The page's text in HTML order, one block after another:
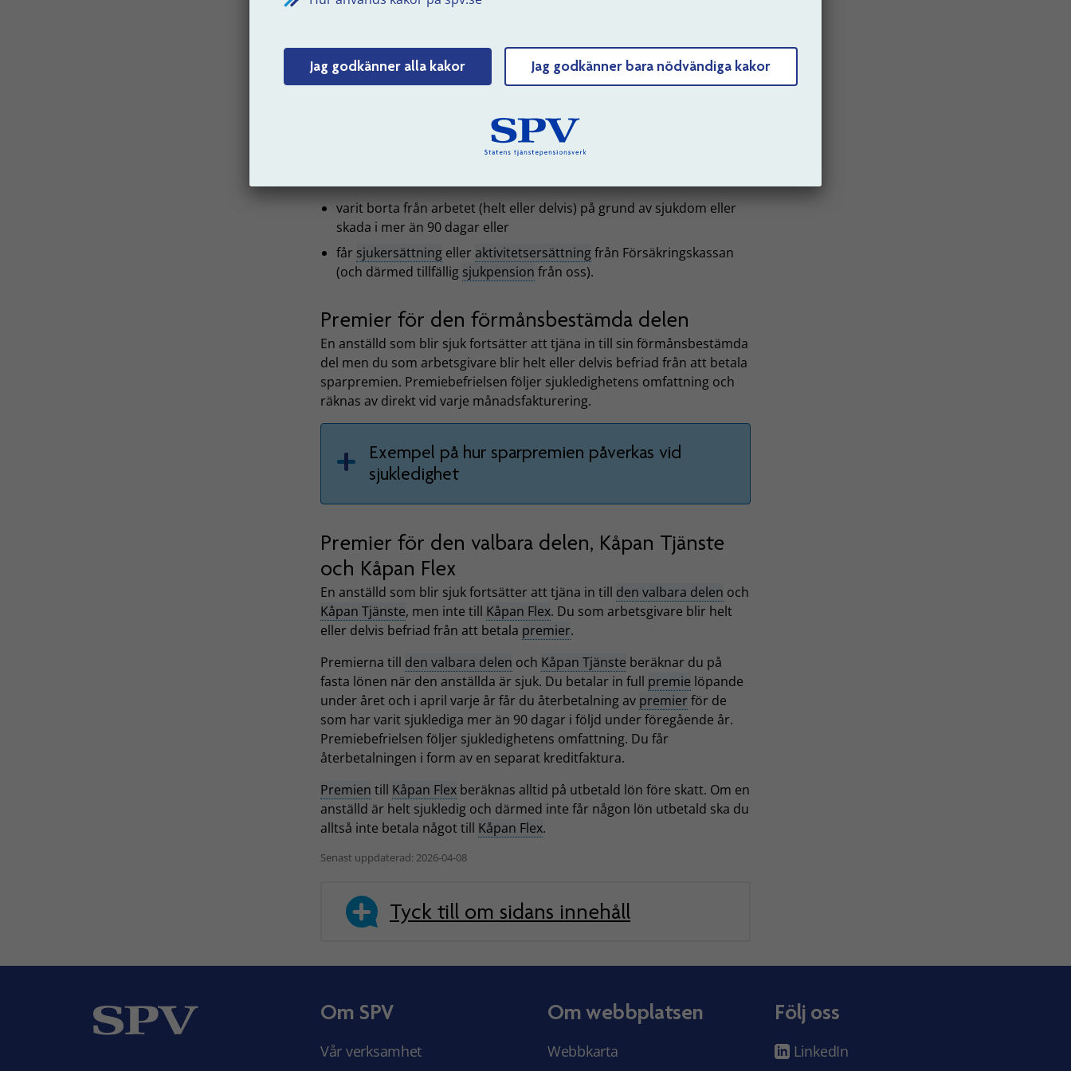
Jag godkänner alla kakor Jag godkänner bara nödvändiga kakor
långvarigt sjuk och inte kan jobba heltid mer, att det finns en trygghet i
eller varaktigsjukpension.
Information för den anställda om hen blir sjuk
Din premiekostnad påverkas när en anställd är sjuk och inte kan utföra
varit borta från arbetet (helt eller delvis) på grund av sjukdom eller
skada i mer än 90 dagar eller
får sjukersättning eller aktivitetsersättningfrån Försäkringskassan
(och därmed tillfällig sjukpension från oss).
Premier för den förmånsbestämda delen
En anställd som blir sjuk fortsätter att tjäna in till sin förmånsbestämda
del men du som arbetsgivare blir helt eller delvis befriad från att betala
sparpremien. Premiebefrielsen följer sjukledighetens omfattning och
räknas av direkt vid varje månadsfakturering.
Exempel på hur sparpremien påverkas vid
sjukledighet
Premier för den valbara delen, Kåpan Tjänste
och Kåpan Flex
En anställd som blir sjuk fortsätter att tjäna in till den valbara delen och
Kåpan Tjänste, men inte till Kåpan Flex. Du som arbetsgivare blir helt
eller delvis befriad från att betala premier.
Premierna till den valbara delen och Kåpan Tjänste beräknar du på
fasta lönen när den anställda är sjuk. Du betalar in full premie löpande
under året och i april varje år får du återbetalning av premier för de
som har varit sjuklediga mer än 90 dagar i följd under föregående år.
Premiebefrielsen följer sjukledighetens omfattning. Du får
återbetalningen i form av en separat kreditfaktura.
Premien till Kåpan Flex beräknas alltid på utbetald lön före skatt. Om en
anställd är helt sjukledig och därmed inte får någon lön utbetald ska du
alltså inte betala något till Kåpan Flex.
Senast uppdaterad: 2026-04-08
Tyck till om sidans innehåll
Om SPV
Vår verksamhet
Om webbplatsen
Webbkarta
Följ oss
LinkedIn